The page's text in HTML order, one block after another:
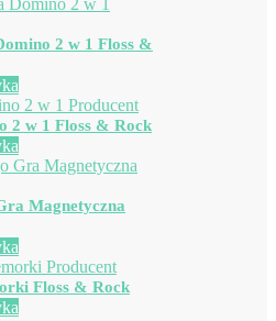
2 w 1 Floss &
2 w 1 Floss & Rock
Magnetyczna
Floss & Rock